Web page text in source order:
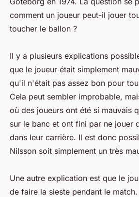
comment un joueur peut-il jouer
toucher le ballon ?
Il y a plusieurs explications
que le joueur était simplement
qu'il n'était pas assez bon pour
Cela peut sembler improbable,
où des joueurs ont été si mauvais
sur le banc et ont fini par ne jouer
dans leur carrière. Il est donc
Nilsson soit simplement un très
Une autre explication est que le
de faire la sieste pendant le